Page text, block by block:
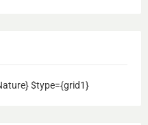
$type={grid1}